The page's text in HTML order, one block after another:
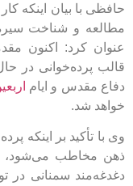
بیان اینکه کار
و شناخت سیره
اکنون مقدمات
در حال انجام
و ایاماربعیناجرای
بر اینکه پرده‌خوانی
سمنانی در تولید و